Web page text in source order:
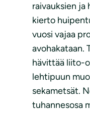
raivauksien ja
kierto
vuosi vajaa
avohakataan.
hävittää liito-
lehtipuun
sekametsät.
tuhannesosa